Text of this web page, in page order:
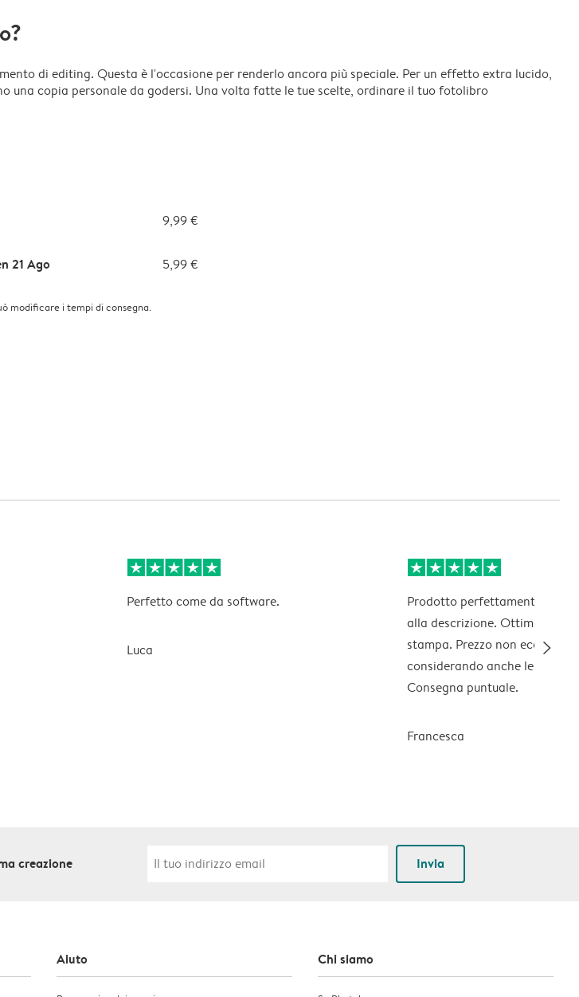
di editing. Questa è l'occasione per renderlo ancora più speciale. Per un effetto extra lucido,
copia personale da godersi. Una volta fatte le tue scelte, ordinare il tuo fotolibro
9,99 €
21 Ago 5,99 €
modificare i tempi di consegna.
Perfetto come da software.
Luca
Prodotto perfettamente
alla descrizione. Ottima
stampa. Prezzo non
considerando anche le spese
Consegna puntuale.
Francesca
slim_arrow_right
creazione Invia
Aiuto Chi siamo